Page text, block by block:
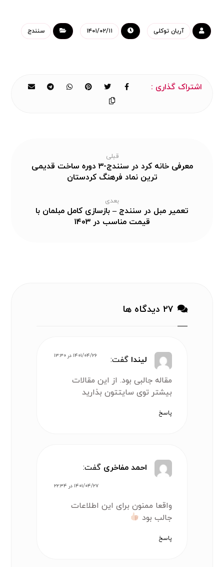
آریان توکلی ۱۴۰۱/۰۲/۱۱ سنندج
قبلی
معرفی خانه کرد در سنندج-۳ دوره ساخت قدیمی
ترین نماد فرهنگ کردستان
بعدی
تعمیر مبل در سنندج – بازسازی کامل مبلمان با
قیمت مناسب در ۱۴۰۳
۲۷ دیدگاه ها
لیندا گفت: ۱۴۰۱/۰۴/۲۶ در ۱۳:۳۰
مقاله جالبی بود. از این مقالات
بیشتر توی سایتتون بذارید
پاسخ
احمد مفاخری گفت:
۱۴۰۱/۰۴/۲۷ در ۲۲:۳۴
واقعا ممنون برای این اطلاعات
جالب بود
پاسخ